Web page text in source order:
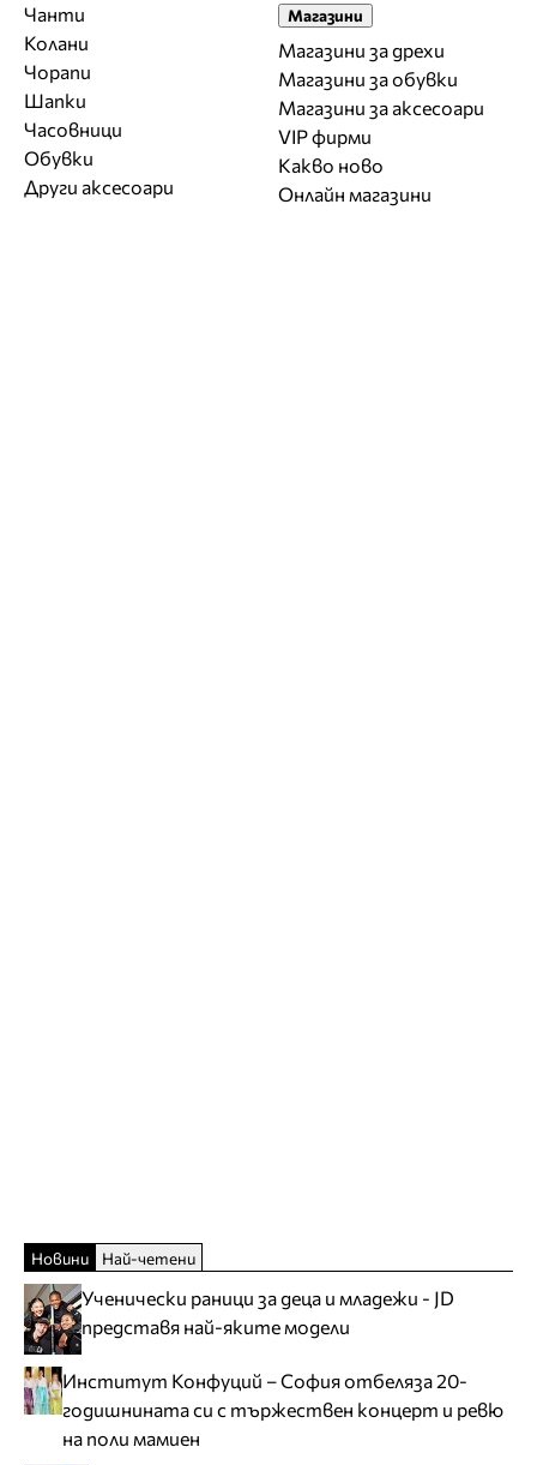
Чанти
Колани
Чорапи
Шапки
Часовници
Обувки
Други аксесоари
Магазини
Магазини за дрехи
Магазини за обувки
Магазини за aксесоари
VIP фирми
Какво ново
Онлайн магазини
Новини Най-четени
Ученически раници за деца и младежи - JD
представя най-яките модели
Институт Конфуций – София отбеляза 20-
годишнината си с тържествен концерт и ревю
на поли мамиен